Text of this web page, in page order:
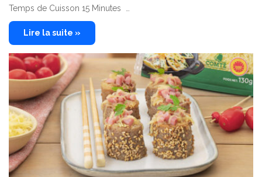
Temps de Cuisson 15 Minutes …
Lire la suite »